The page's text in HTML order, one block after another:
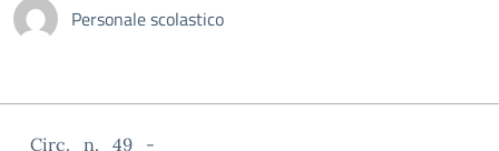
Personale scolastico
Circ._n._49_-